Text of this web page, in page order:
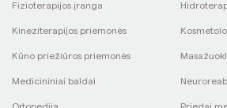
Fizioterapijos įranga
Kineziterapijos priemonės
Kūno priežiūros priemonės
Medicininiai baldai